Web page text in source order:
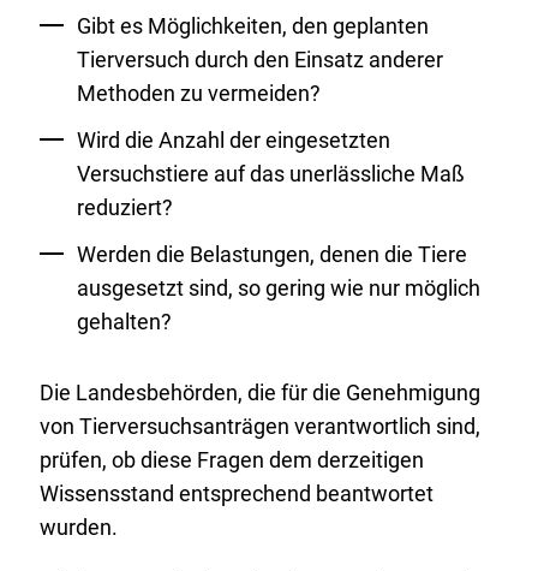
Gibt es Möglichkeiten, den geplanten
Tierversuch durch den Einsatz anderer
Methoden zu vermeiden?
Wird die Anzahl der eingesetzten
Versuchstiere auf das unerlässliche Maß
reduziert?
Werden die Belastungen, denen die Tiere
ausgesetzt sind, so gering wie nur möglich
gehalten?
Die Landesbehörden, die für die Genehmigung
von Tierversuchsanträgen verantwortlich sind,
prüfen, ob diese Fragen dem derzeitigen
Wissensstand entsprechend beantwortet
wurden.